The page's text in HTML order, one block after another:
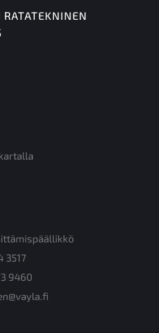
RATATEKNINEN
3517
9460